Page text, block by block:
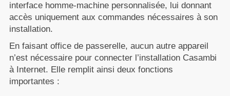
interface homme-machine personnalisée, lui donnant
accès uniquement aux commandes nécessaires à son
installation.
En faisant office de passerelle, aucun autre appareil
n’est nécessaire pour connecter l’installation Casambi
à Internet. Elle remplit ainsi deux fonctions
importantes :